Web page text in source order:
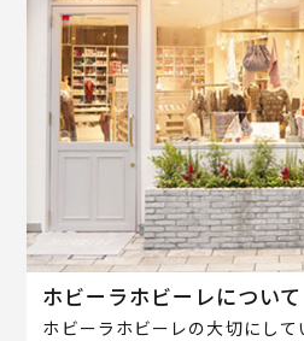
ホビーラホビーレについて
ホビーラホビーレの大切にし